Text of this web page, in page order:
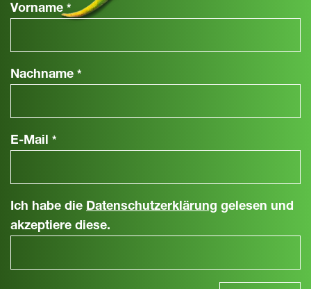
Vorname *
Nachname *
E-Mail *
Ich habe die Datenschutzerklärung gelesen und
akzeptiere diese.